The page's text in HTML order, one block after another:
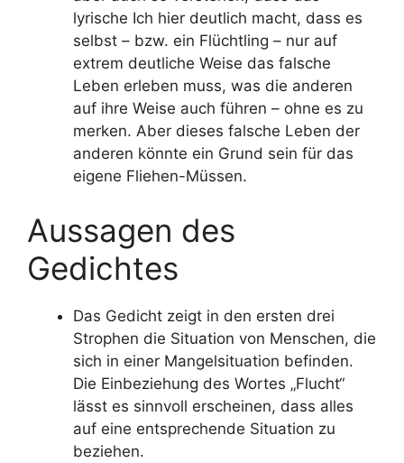
lyrische Ich hier deutlich macht, dass es
selbst – bzw. ein Flüchtling – nur auf
extrem deutliche Weise das falsche
Leben erleben muss, was die anderen
auf ihre Weise auch führen – ohne es zu
merken. Aber dieses falsche Leben der
anderen könnte ein Grund sein für das
eigene Fliehen-Müssen.
Aussagen des
Gedichtes
Das Gedicht zeigt in den ersten drei
Strophen die Situation von Menschen, die
sich in einer Mangelsituation befinden.
Die Einbeziehung des Wortes „Flucht“
lässt es sinnvoll erscheinen, dass alles
auf eine entsprechende Situation zu
beziehen.